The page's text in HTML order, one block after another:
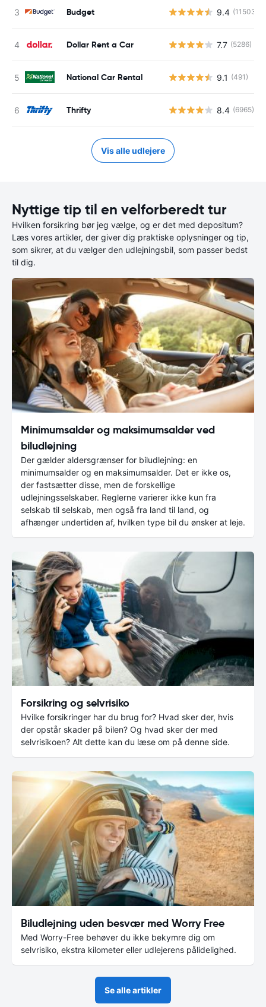
Budget 9.4 (11503)
Dollar Rent a Car 7.7 (5286)
National Car Rental 9.1 (491)
Thrifty 8.4 (6965)
Vis alle udlejere
Nyttige tip til en velforberedt tur
Hvilken forsikring bør jeg vælge, og er det med depositum?
Læs vores artikler, der giver dig praktiske oplysninger og tip,
som sikrer, at du vælger den udlejningsbil, som passer bedst
til dig.
Minimumsalder og maksimumsalder ved
biludlejning
Der gælder aldersgrænser for biludlejning: en
minimumsalder og en maksimumsalder. Det er ikke os,
der fastsætter disse, men de forskellige
udlejningsselskaber. Reglerne varierer ikke kun fra
selskab til selskab, men også fra land til land, og
afhænger undertiden af, hvilken type bil du ønsker at leje.
Forsikring og selvrisiko
Hvilke forsikringer har du brug for? Hvad sker der, hvis
der opstår skader på bilen? Og hvad sker der med
selvrisikoen? Alt dette kan du læse om på denne side.
Biludlejning uden besvær med Worry Free
Med Worry-Free behøver du ikke bekymre dig om
selvrisiko, ekstra kilometer eller udlejerens pålidelighed.
Se alle artikler